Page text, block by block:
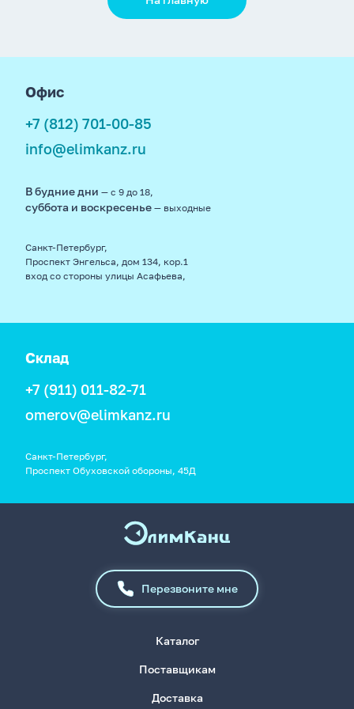
Офис
+7 (812) 701-00-85
info@elimkanz.ru
В будние дни — с 9 до 18,
суббота и воскресенье — выходные
Санкт-Петербург,
Проспект Энгельса, дом 134, кор.1
вход со стороны улицы Асафьева,
Склад
+7 (911) 011-82-71
omerov@elimkanz.ru
Санкт-Петербург,
Проспект Обуховской обороны, 45Д
Перезвоните мне
Каталог
Поставщикам
Доставка